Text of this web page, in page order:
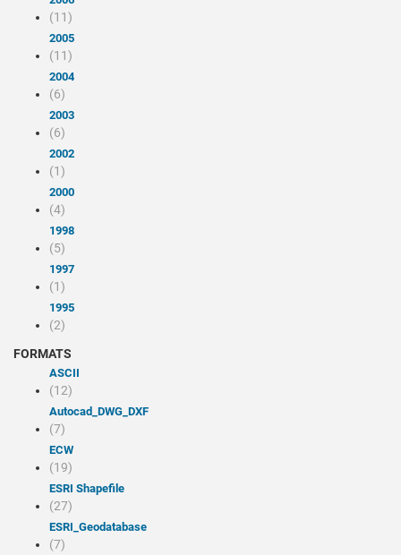
(11)
2005
(11)
2004
(6)
2003
(6)
2002
(1)
2000
(4)
1998
(5)
1997
(1)
1995
(2)
FORMATS
ASCII
(12)
Autocad_DWG_DXF
(7)
ECW
(19)
ESRI Shapefile
(27)
ESRI_Geodatabase
(7)